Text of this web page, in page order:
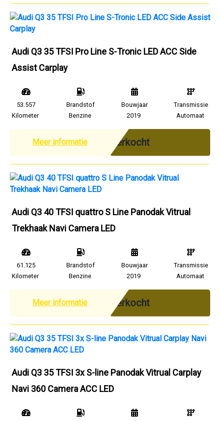
Audi Q3 35 TFSI Pro Line S-Tronic LED ACC Side
Assist Carplay
53.557
Kilometer
Brandstof
Benzine
Bouwjaar
2019
Transmissie
Automaat
Meer informatie Verkocht
Audi Q3 40 TFSI quattro S Line Panodak Vitrual
Trekhaak Navi Camera LED
61.125
Kilometer
Brandstof
Benzine
Bouwjaar
2019
Transmissie
Automaat
Meer informatie Verkocht
Audi Q3 35 TFSI 3x S-line Panodak Vitrual Carplay
Navi 360 Camera ACC LED